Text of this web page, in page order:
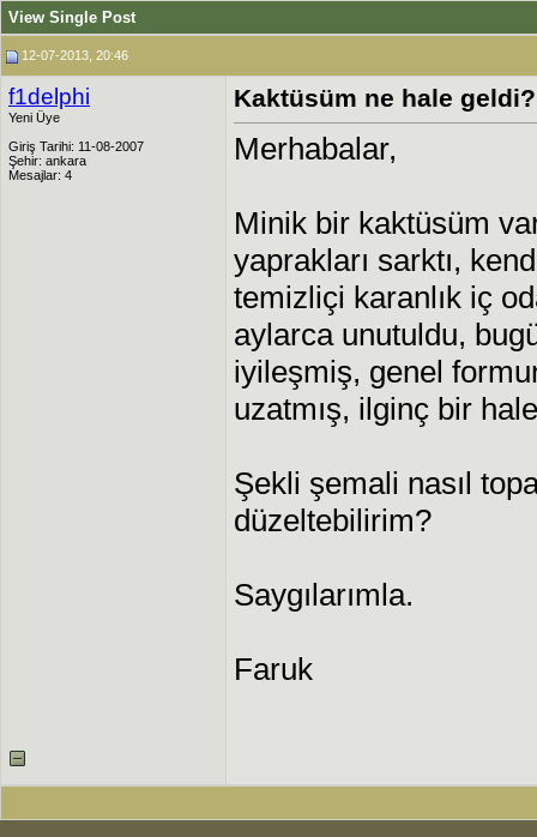
View Single Post
12-07-2013, 20:46
f1delphi
Yeni Üye
Giriş Tarihi: 11-08-2007
Şehir: ankara
Mesajlar: 4
Kaktüsüm ne hale geldi?
Merhabalar,
Minik bir kaktüsüm
yaprakları sarktı,
temizliçi karanlık iç
aylarca unutuldu,
iyileşmiş, genel
uzatmış, ilginç bir
Şekli şemali nasıl
düzeltebilirim?
Saygılarımla.
Faruk